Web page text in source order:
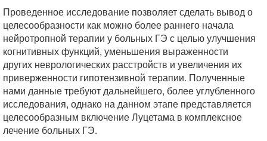
Проведенное исследование позволяет сделать вывод о
целесообразности как можно более раннего начала
нейротропной терапии у больных ГЭ с целью улучшения
когнитивных функций, уменьшения выраженности
других неврологических расстройств и увеличения их
приверженности гипотензивной терапии. Полученные
нами данные требуют дальнейшего, более углубленного
исследования, однако на данном этапе представляется
целесообразным включение Луцетама в комплексное
лечение больных ГЭ.